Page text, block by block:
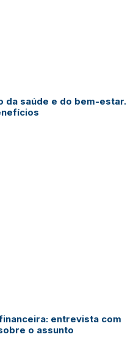
da saúde e do bem-estar.
entrevista com
o assunto